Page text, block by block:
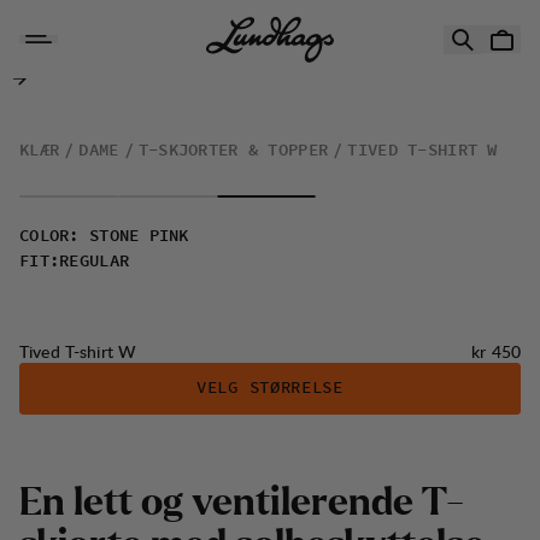
Tived T-shirt W
KLÆR DAME T-SKJORTER & TOPPER TIVED T-SHIRT W
COLOR : STONE PINK
FIT: REGULAR
Tived T-shirt W Pris:
kr 450
VELG STØRRELSE
En lett og ventilerende T-